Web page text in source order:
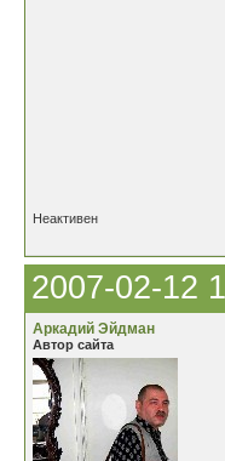
Неактивен
2007-02-12
Аркадий Эйдман
Автор сайта